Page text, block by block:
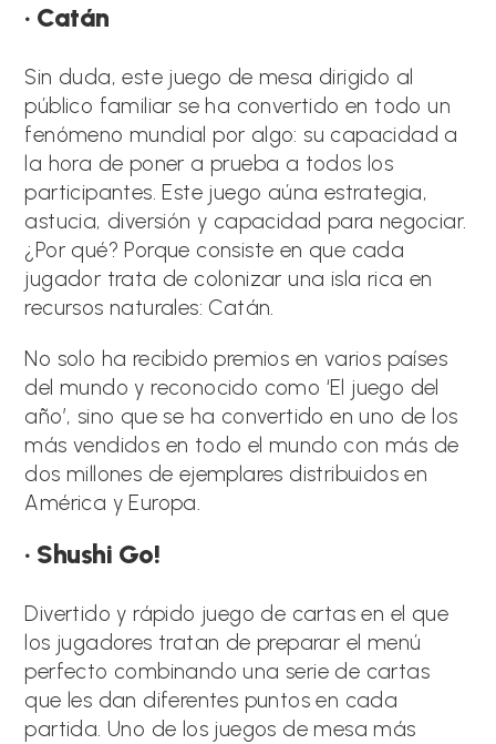
· Catán
Sin duda, este juego de mesa dirigido al
público familiar se ha convertido en todo un
fenómeno mundial por algo: su capacidad a
la hora de poner a prueba a todos los
participantes. Este juego aúna estrategia,
astucia, diversión y capacidad para negociar.
¿Por qué? Porque consiste en que cada
jugador trata de colonizar una isla rica en
recursos naturales: Catán.
No solo ha recibido premios en varios países
del mundo y reconocido como ‘El juego del
año’, sino que se ha convertido en uno de los
más vendidos en todo el mundo con más de
dos millones de ejemplares distribuidos en
América y Europa.
· Shushi Go!
Divertido y rápido juego de cartas en el que
los jugadores tratan de preparar el menú
perfecto combinando una serie de cartas
que les dan diferentes puntos en cada
partida. Uno de los juegos de mesa más